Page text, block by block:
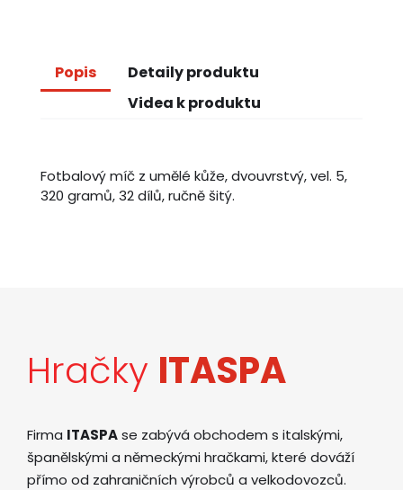
Popis
Detaily produktu
Videa k produktu
Fotbalový míč z umělé kůže, dvouvrstvý, vel. 5,
320 gramů, 32 dílů, ručně šitý.
Hračky ITASPA
Firma ITASPAse zabývá obchodem s italskými,
španělskými a německými hračkami, které dováží
přímo od zahraničních výrobců a velkodovozců.